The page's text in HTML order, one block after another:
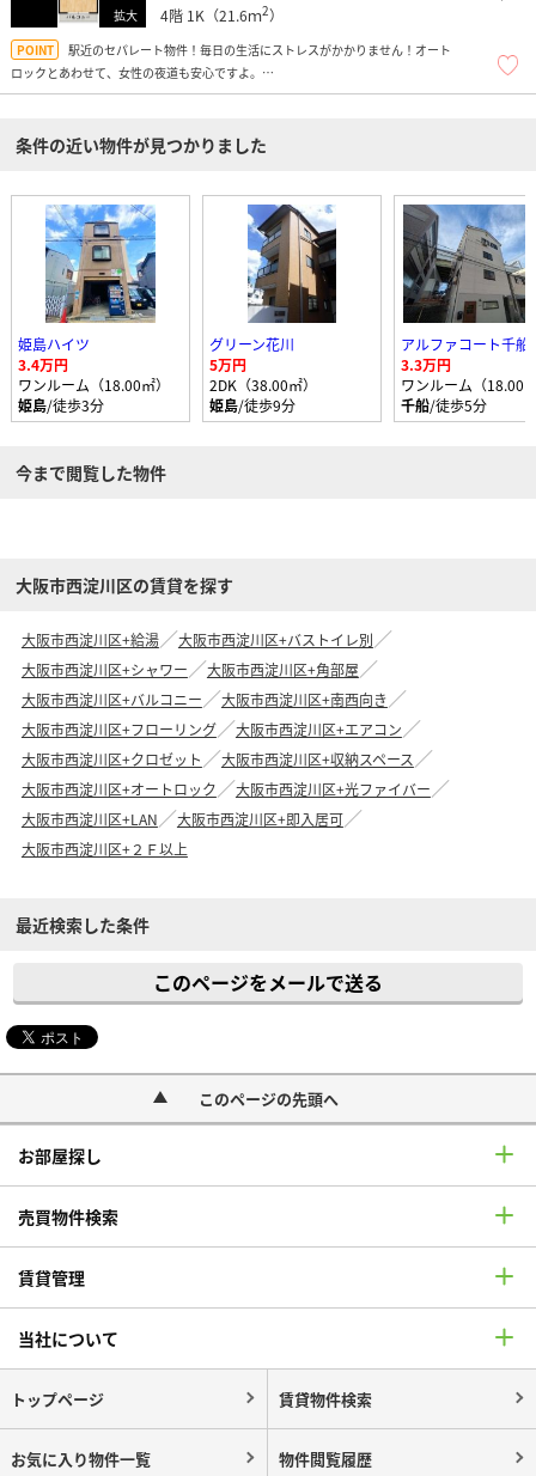
4階 1K（21.6ｍ2）
駅近のセパレート物件！毎日の生活にストレスがかかりません！オート
ロックとあわせて、女性の夜道も安心ですよ。
6.2帖で収納も部屋の外ですのでベッド、机など置いても余裕ありです
条件の近い物件が見つかりました
姫島ハイツ
3.4万円
ワンルーム（18.00㎡）
姫島/徒歩3分
グリーン花川
5万円
2DK（38.00㎡）
姫島/徒歩9分
アルファコート千船
3.3万円
ワンルーム（18.00
千船/徒歩5分
今まで閲覧した物件
大阪市西淀川区の賃貸を探す
大阪市西淀川区+給湯
大阪市西淀川区+バストイレ別
大阪市西淀川区+シャワー
大阪市西淀川区+角部屋
大阪市西淀川区+バルコニー
大阪市西淀川区+南西向き
大阪市西淀川区+フローリング
大阪市西淀川区+エアコン
大阪市西淀川区+クロゼット
大阪市西淀川区+収納スペース
大阪市西淀川区+オートロック
大阪市西淀川区+光ファイバー
大阪市西淀川区+LAN
大阪市西淀川区+即入居可
大阪市西淀川区+２Ｆ以上
最近検索した条件
このページをメールで送る
このページの先頭へ
お部屋探し
売買物件検索
賃貸管理
当社について
トップページ 賃貸物件検索
お気に入り物件一覧 物件閲覧履歴